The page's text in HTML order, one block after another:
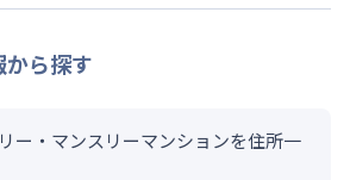
ら探す
ー・マンスリーマンションを住所一